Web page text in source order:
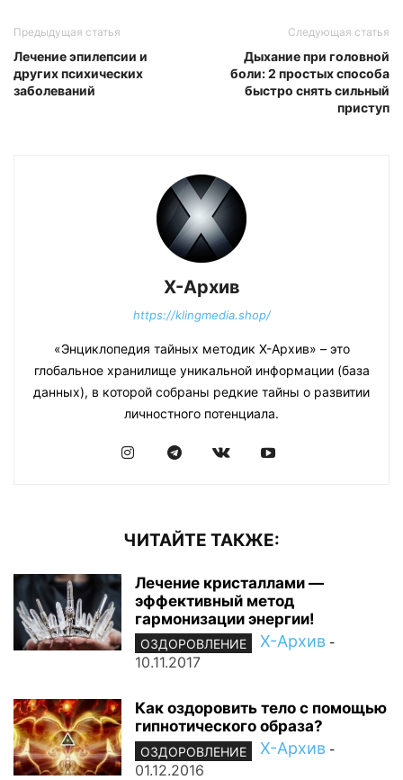
Предыдущая статья
Лечение эпилепсии и
других психических
заболеваний
Следующая статья
Дыхание при головной
боли: 2 простых способа
быстро снять сильный
приступ
Х-Архив
https://klingmedia.shop/
«Энциклопедия тайных методик Х-Архив» – это
глобальное хранилище уникальной информации (база
данных), в которой собраны редкие тайны о развитии
личностного потенциала.
ЧИТАЙТЕ ТАКЖЕ:
Лечение кристаллами —
эффективный метод
гармонизации энергии!
ОЗДОРОВЛЕНИЕ Х-Архив -
10.11.2017
Как оздоровить тело с помощью
гипнотического образа?
ОЗДОРОВЛЕНИЕ Х-Архив -
01.12.2016